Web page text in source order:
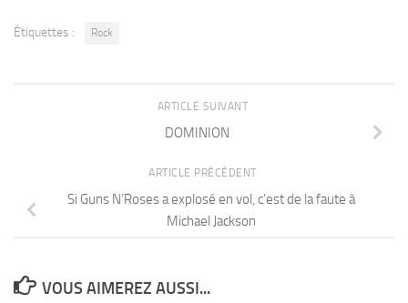
Étiquettes : Rock
ARTICLE SUIVANT
DOMINION
ARTICLE PRÉCÉDENT
Si Guns N’Roses a explosé en vol, c’est de la faute à
Michael Jackson
VOUS AIMEREZ AUSSI...